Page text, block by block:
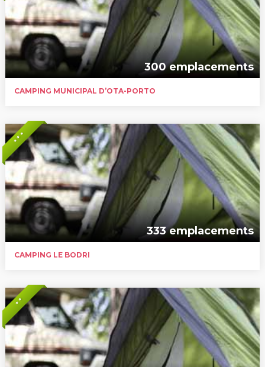
300 emplacements
CAMPING MUNICIPAL D’OTA-PORTO
* * *
333 emplacements
CAMPING LE BODRI
* *